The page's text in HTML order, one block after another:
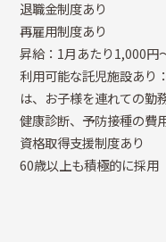
退職金制度あり
再雇用制度あり
昇給：1月あたり1,000円
利用可能な託児施設あり
は、お子様を連れての勤
健康診断、予防接種の費
資格取得支援制度あり
60歳以上も積極的に採用